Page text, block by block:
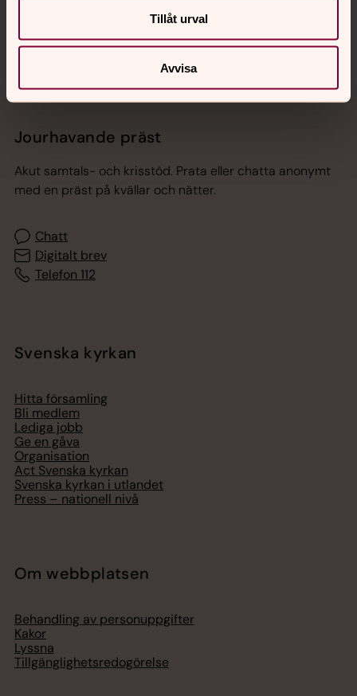
Tillåt urval
Avvisa
Jourhavande präst
Akut samtals- och krisstöd. Prata eller chatta anonymt
med en präst på kvällar och nätter.
Chatt
Digitalt brev
Telefon 112
Svenska kyrkan
Hitta församling
Bli medlem
Lediga jobb
Ge en gåva
Organisation
Act Svenska kyrkan
Svenska kyrkan i utlandet
Press – nationell nivå
Om webbplatsen
Behandling av personuppgifter
Kakor
Lyssna
Tillgänglighetsredogörelse